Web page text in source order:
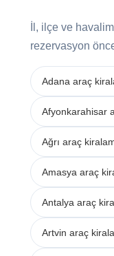
İl, ilçe ve
rezervasyon
Adana araç
Afyonkarahisar
Ağrı araç
Amasya araç
Antalya araç
Artvin araç